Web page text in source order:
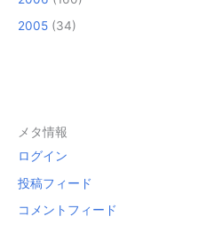
2005 (34)
メタ情報
ログイン
投稿フィード
コメントフィード